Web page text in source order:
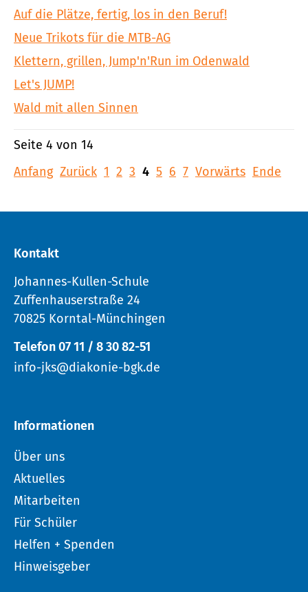
Auf die Plätze, fertig, los in den Beruf!
Neue Trikots für die MTB-AG
Klettern, grillen, Jump'n'Run im Odenwald
Let's JUMP!
Wald mit allen Sinnen
Seite 4 von 14
Anfang Zurück 1 2 3 4 5 6 7 Vorwärts Ende
Kontakt
Johannes-Kullen-Schule
Zuffenhauserstraße 24
70825 Korntal-Münchingen
Telefon 07 11 / 8 30 82-51
info-jks@diakonie-bgk.de
Informationen
Über uns
Aktuelles
Mitarbeiten
Für Schüler
Helfen + Spenden
Hinweisgeber